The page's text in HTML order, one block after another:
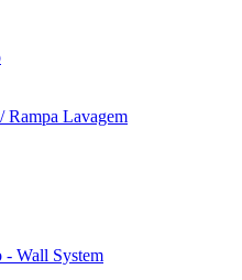
Rampa Lavagem
- Wall System